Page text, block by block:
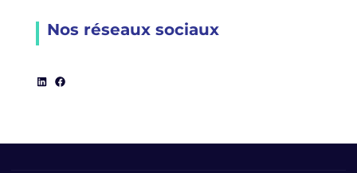
Nos réseaux sociaux
LinkedIn
Facebook